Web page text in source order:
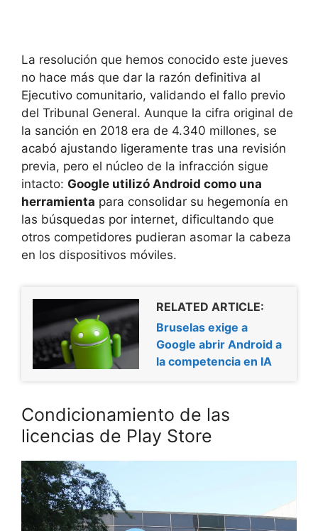
La resolución que hemos conocido este jueves
no hace más que dar la razón definitiva al
Ejecutivo comunitario, validando el fallo previo
del Tribunal General. Aunque la cifra original de
la sanción en 2018 era de 4.340 millones, se
acabó ajustando ligeramente tras una revisión
previa, pero el núcleo de la infracción sigue
intacto: Google utilizó Android como una
herramienta para consolidar su hegemonía en
las búsquedas por internet, dificultando que
otros competidores pudieran asomar la cabeza
en los dispositivos móviles.
RELATED ARTICLE:
Bruselas exige a
Google abrir Android a
la competencia en IA
Condicionamiento de las
licencias de Play Store